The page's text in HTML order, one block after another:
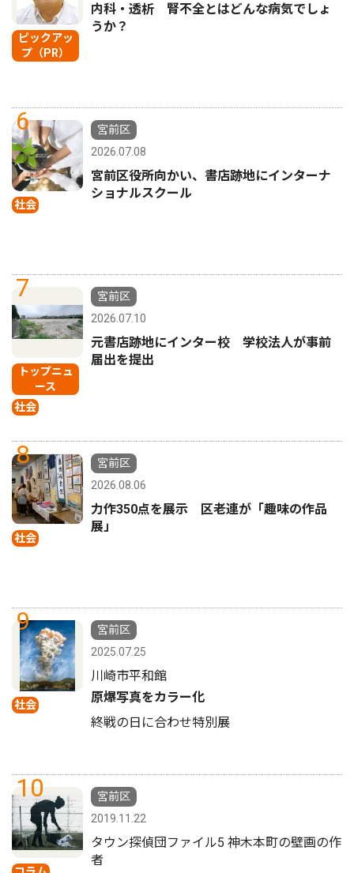
ピックアッ
プ（PR）
内科・透析 腎不全とはどんな病気でしょ
うか？
6
社会
宮前区
2026.07.08
宮前区役所向かい、書店跡地にインターナ
ショナルスクール
7
トップニュ
ース
社会
宮前区
2026.07.10
元書店跡地にインター校 学校法人が事前
届出を提出
8
社会
宮前区
2026.08.06
力作350点を展示 区老連が「趣味の作品
展」
9
社会
宮前区
2025.07.25
川崎市平和館
原爆写真をカラー化
終戦の日に合わせ特別展
10
宮前区
2019.11.22
タウン探偵団ファイル5 神木本町の壁画の作
者